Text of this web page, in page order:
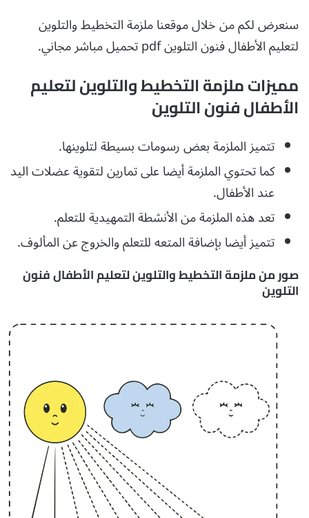
سنعرض لكم من خلال موقعنا ملزمة التخطيط والتلوين
لتعليم الأطفال فنون التلوين pdf تحميل مباشر مجاني.
مميزات ملزمة التخطيط والتلوين لتعليم
الأطفال فنون التلوين
تتميز الملزمة بعض رسومات بسيطة لتلوينها.
كما تحتوي الملزمة أيضا على تمارين لتقوية عضلات اليد
عند الأطفال.
تعد هذه الملزمة من الأنشطة التمهيدية للتعلم.
تتميز أيضا بإضافة المتعه للتعلم والخروج عن المألوف.
صور من ملزمة التخطيط والتلوين لتعليم الأطفال فنون
التلوين